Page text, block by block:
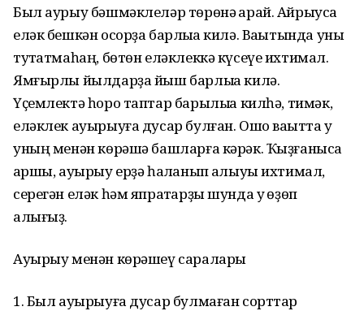
Был аурыу бәшмәклеләр төрөнә ҡарай. Айрыуса
еләк бешкән осорҙа барлыҡҡа килә. Ваҡытында уны
туҡтатмаһаң, бөтөн еләклеккә күсеүе ихтимал.
Ямғырлы йылдарҙа йыш барлыҡҡа килә.
Үҫемлектә һоро таптар барылыҡҡа килһә, тимәк,
еләклек ауырыуға дусар булған. Ошо ваҡытта уҡ
уның менән көрәшә башларға кәрәк. Ҡыҙғанысҡа
ҡаршы, ауырыу ерҙә һаҡланып ҡалыуы ихтимал,
серегән еләк һәм япраҡтарҙы шунда уҡ өҙөп
алығыҙ.
Ауырыу менән көрәшеү саралары
1. Был ауырыуға дусар булмаған сорттар